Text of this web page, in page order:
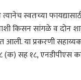
स्वतःच्या
किसन सांगळे व
या प्रकरणी सहाय्यक
सह १८, एनडीपीएस